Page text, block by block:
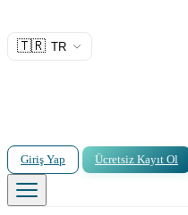
🇹🇷 TR
Giriş Yap Ücretsiz Kayıt Ol